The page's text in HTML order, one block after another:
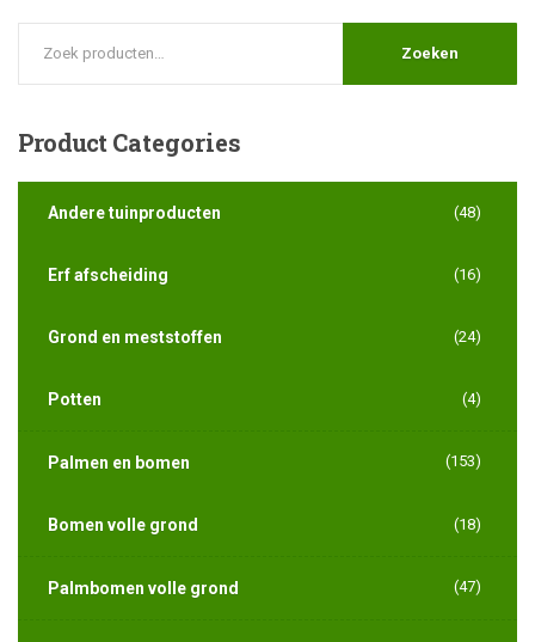
Zoeken
Product Categories
Andere tuinproducten (48)
Erf afscheiding (16)
Grond en meststoffen (24)
Potten (4)
Palmen en bomen (153)
Bomen volle grond (18)
Palmbomen volle grond (47)